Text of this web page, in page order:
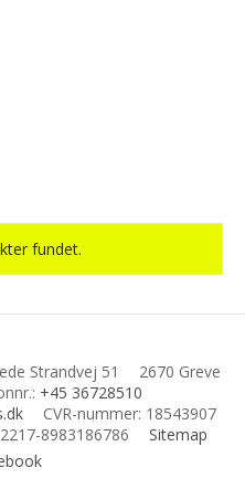
fundet.
Strandvej 51
2670 Greve
: +45 36728510
CVR-nummer: 18543907
8983186786
Sitemap